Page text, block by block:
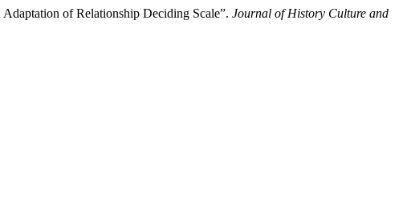
of Relationship Deciding Scale”. Journal of History Culture and